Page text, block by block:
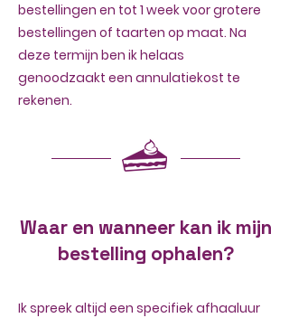
bestellingen en tot 1 week voor grotere
bestellingen of taarten op maat. Na
deze termijn ben ik helaas
genoodzaakt een annulatiekost te
rekenen.
Waar en wanneer kan ik mijn
bestelling ophalen?
Ik spreek altijd een specifiek afhaaluur